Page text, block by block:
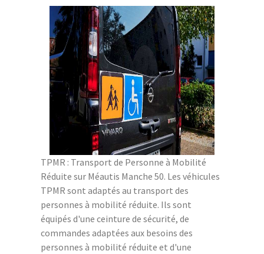
TPMR : Transport de Personne à Mobilité
Réduite sur Méautis Manche 50. Les véhicules
TPMR sont adaptés au transport des
personnes à mobilité réduite. Ils sont
équipés d'une ceinture de sécurité, de
commandes adaptées aux besoins des
personnes à mobilité réduite et d'une